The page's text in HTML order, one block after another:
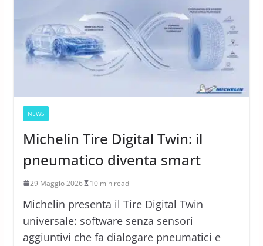
NEWS
Michelin Tire Digital Twin: il
pneumatico diventa smart
29 Maggio 2026 10 min read
Michelin presenta il Tire Digital Twin
universale: software senza sensori
aggiuntivi che fa dialogare pneumatici e